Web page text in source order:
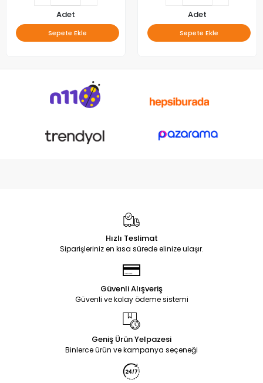
Adet
Sepete Ekle
Adet
Sepete Ekle
Hızlı Teslimat
Siparişleriniz en kısa sürede elinize ulaşır.
Güvenli Alışveriş
Güvenli ve kolay ödeme sistemi
Geniş Ürün Yelpazesi
Binlerce ürün ve kampanya seçeneği